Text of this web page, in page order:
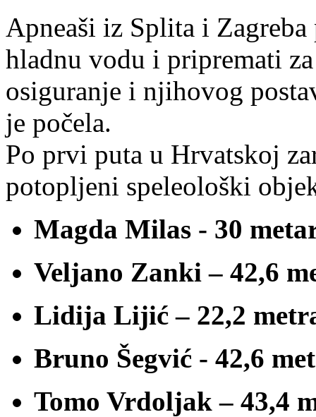
Apneaši iz Splita i
hladnu vodu i pripremati
osiguranje i njihovog
je počela.
Po prvi puta u Hrvatskoj
potopljeni speleološki
Magda Milas - 30
Veljano Zanki – 42,6
Lidija Lijić – 22,2
Bruno Šegvić - 42,6
Tomo Vrdoljak – 43,4